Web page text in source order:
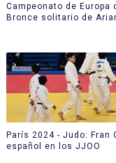
Campeonato de Europa
Bronce solitario de
París 2024 - Judo:
español en los JJOO